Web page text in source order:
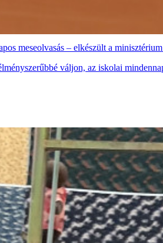
meseolvasás – elkészült a
váljon, az iskolai